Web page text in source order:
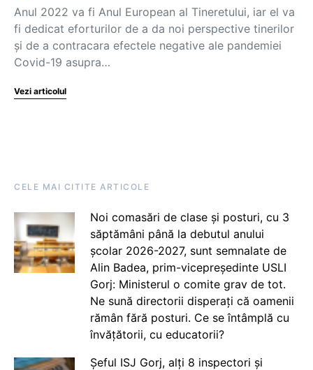
Anul 2022 va fi Anul European al Tineretului, iar el va
fi dedicat eforturilor de a da noi perspective tinerilor
și de a contracara efectele negative ale pandemiei
Covid-19 asupra…
Vezi articolul
CELE MAI CITITE ARTICOLE
Noi comasări de clase și posturi, cu 3
săptămâni până la debutul anului
școlar 2026-2027, sunt semnalate de
Alin Badea, prim-vicepreședinte USLI
Gorj: Ministerul o comite grav de tot.
Ne sună directorii disperați că oamenii
rămân fără posturi. Ce se întâmplă cu
învățătorii, cu educatorii?
Șeful ISJ Gorj, alți 8 inspectori și